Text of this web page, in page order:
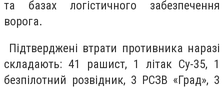
та базах логістичного забезпечення
ворога.
Підтверджені втрати противника наразі
складають: 41 рашист, 1 літак Су-35, 1
безпілотний розвідник, 3 РСЗВ «Град», 3